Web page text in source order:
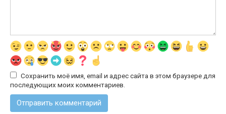
Сохранить моё имя, email и адрес сайта в этом браузере для
последующих моих комментариев.